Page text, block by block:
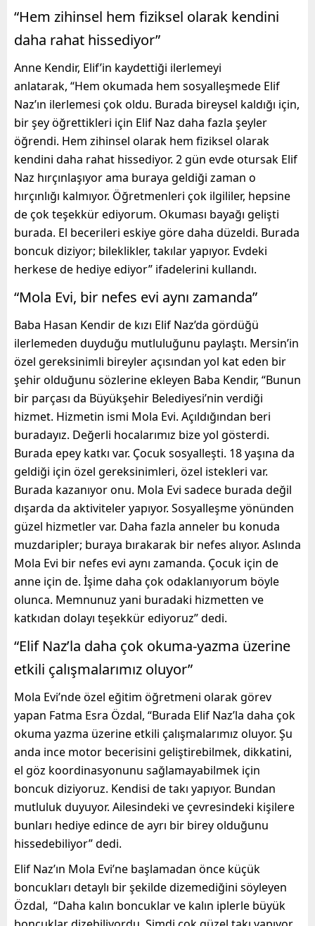
“Hem zihinsel hem fiziksel olarak kendini
daha rahat hissediyor”
Anne Kendir, Elif’in kaydettiği ilerlemeyi
anlatarak, “Hem okumada hem sosyalleşmede Elif
Naz’ın ilerlemesi çok oldu. Burada bireysel kaldığı için,
bir şey öğrettikleri için Elif Naz daha fazla şeyler
öğrendi. Hem zihinsel olarak hem fiziksel olarak
kendini daha rahat hissediyor. 2 gün evde otursak Elif
Naz hırçınlaşıyor ama buraya geldiği zaman o
hırçınlığı kalmıyor. Öğretmenleri çok ilgililer, hepsine
de çok teşekkür ediyorum. Okuması bayağı gelişti
burada. El becerileri eskiye göre daha düzeldi. Burada
boncuk diziyor; bileklikler, takılar yapıyor. Evdeki
herkese de hediye ediyor” ifadelerini kullandı.
“Mola Evi, bir nefes evi aynı zamanda”
Baba Hasan Kendir de kızı Elif Naz’da gördüğü
ilerlemeden duyduğu mutluluğunu paylaştı. Mersin’in
özel gereksinimli bireyler açısından yol kat eden bir
şehir olduğunu sözlerine ekleyen Baba Kendir, “Bunun
bir parçası da Büyükşehir Belediyesi’nin verdiği
hizmet. Hizmetin ismi Mola Evi. Açıldığından beri
buradayız. Değerli hocalarımız bize yol gösterdi.
Burada epey katkı var. Çocuk sosyalleşti. 18 yaşına da
geldiği için özel gereksinimleri, özel istekleri var.
Burada kazanıyor onu. Mola Evi sadece burada değil
dışarda da aktiviteler yapıyor. Sosyalleşme yönünden
güzel hizmetler var. Daha fazla anneler bu konuda
muzdaripler; buraya bırakarak bir nefes alıyor. Aslında
Mola Evi bir nefes evi aynı zamanda. Çocuk için de
anne için de. İşime daha çok odaklanıyorum böyle
olunca. Memnunuz yani buradaki hizmetten ve
katkıdan dolayı teşekkür ediyoruz” dedi.
“Elif Naz’la daha çok okuma-yazma üzerine
etkili çalışmalarımız oluyor”
Mola Evi’nde özel eğitim öğretmeni olarak görev
yapan Fatma Esra Özdal, “Burada Elif Naz’la daha çok
okuma yazma üzerine etkili çalışmalarımız oluyor. Şu
anda ince motor becerisini geliştirebilmek, dikkatini,
el göz koordinasyonunu sağlamayabilmek için
boncuk diziyoruz. Kendisi de takı yapıyor. Bundan
mutluluk duyuyor. Ailesindeki ve çevresindeki kişilere
bunları hediye edince de ayrı bir birey olduğunu
hissedebiliyor” dedi.
Elif Naz’ın Mola Evi’ne başlamadan önce küçük
boncukları detaylı bir şekilde dizemediğini söyleyen
Özdal, “Daha kalın boncuklar ve kalın iplerle büyük